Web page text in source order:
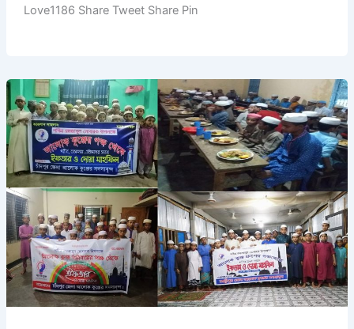
Love1186 Share Tweet Share Pin